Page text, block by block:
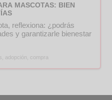
MASCOTAS: BIEN
reflexiona: ¿podrás
y garantizarle bienestar
adopción, compra